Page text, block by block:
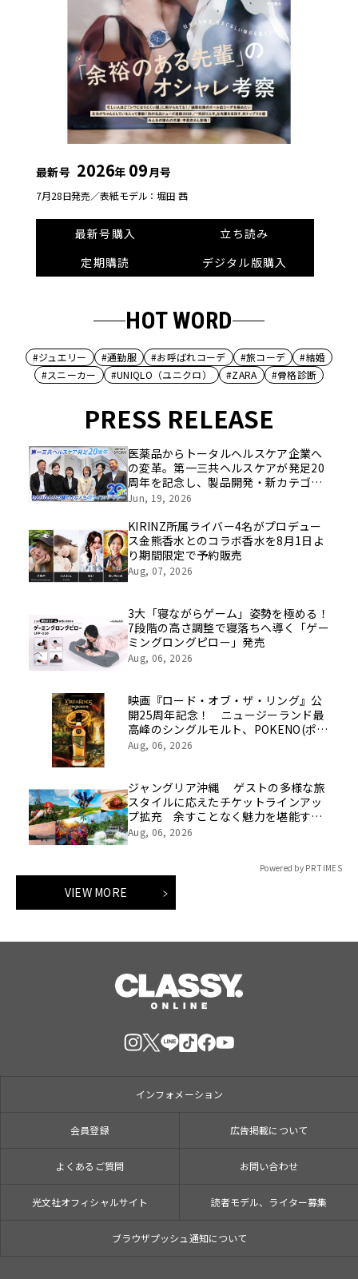
最新号 2026年 09月号
7月28日発売／表紙モデル：堀田 茜
最新号購入
立ち読み
定期購読
デジタル版購入
HOT WORD
#ジュエリー #通勤服 #お呼ばれコーデ #旅コーデ
#結婚
#スニーカー
#UNIQLO（ユニクロ） #ZARA #骨格診断
PRESS RELEASE
医薬品からトータルヘルスケア企業へ
の変革。第一三共ヘルスケアが発足20
周年を記念し、製品開発・新カテゴリ
挑戦の舞台や旧社統合時のエピソード
像を公開！
Jun, 19, 2026
KIRINZ所属ライバー4名がプロデュー
ス金熊香水とのコラボ香水を8月1日よ
り期間限定で予約販売
Aug, 07, 2026
3大「寝ながらゲーム」姿勢を極める！
7段階の高さ調整で寝落ちへ導く「ゲー
ミングロングピロー」発売
Aug, 06, 2026
映画『ロード・オブ・ザ・リング』公
開25周年記念！ ニュージーランド最
高峰のシングルモルト、POKENO(ポケ
ノ)より 数量限定ウイスキー「リング
Aug, 06, 2026
ジャングリア沖縄 ゲストの多様な旅
スタイルに応えたチケットラインアッ
プ拡充 余すことなく魅力を堪能する
「ロイヤルチケット」新登場
Aug, 06, 2026
Powered by PR TIMES
VIEW MORE
インフォメーション
会員登録 広告掲載について
よくあるご質問 お問い合わせ
光文社オフィシャルサイト 読者モデル、ライター募集
ブラウザプッシュ通知について